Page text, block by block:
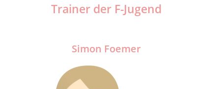
Trainer der F-Jugend
Simon Foemer